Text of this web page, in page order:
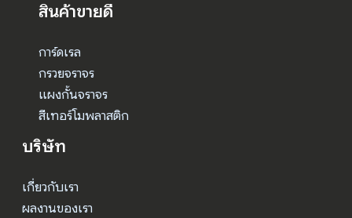
สินค้าขายดี
การ์ดเรล
กรวยจราจร
แผงกั้นจราจร
สีเทอร์โมพลาสติก
บริษัท
เกี่ยวกับเรา
ผลงานของเรา